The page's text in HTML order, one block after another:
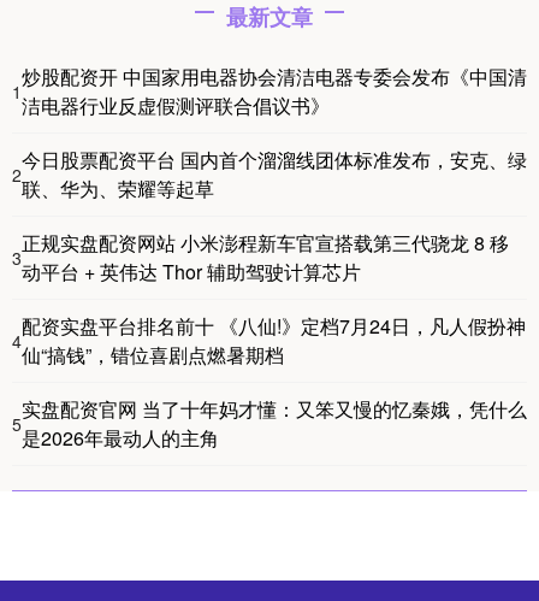
最新文章
1
炒股配资开 中国家用电器协会清洁电器专委会发布《中国清
洁电器行业反虚假测评联合倡议书》
2
今日股票配资平台 国内首个溜溜线团体标准发布，安克、绿
联、华为、荣耀等起草
3
正规实盘配资网站 小米澎程新车官宣搭载第三代骁龙 8 移
动平台 + 英伟达 Thor 辅助驾驶计算芯片
4
配资实盘平台排名前十 《八仙!》定档7月24日，凡人假扮神
仙“搞钱”，错位喜剧点燃暑期档
5
实盘配资官网 当了十年妈才懂：又笨又慢的忆秦娥，凭什么
是2026年最动人的主角